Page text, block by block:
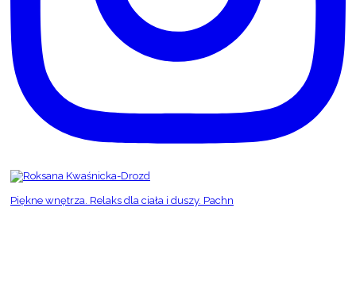
Piękne wnętrza. Relaks dla ciała i duszy. Pachn